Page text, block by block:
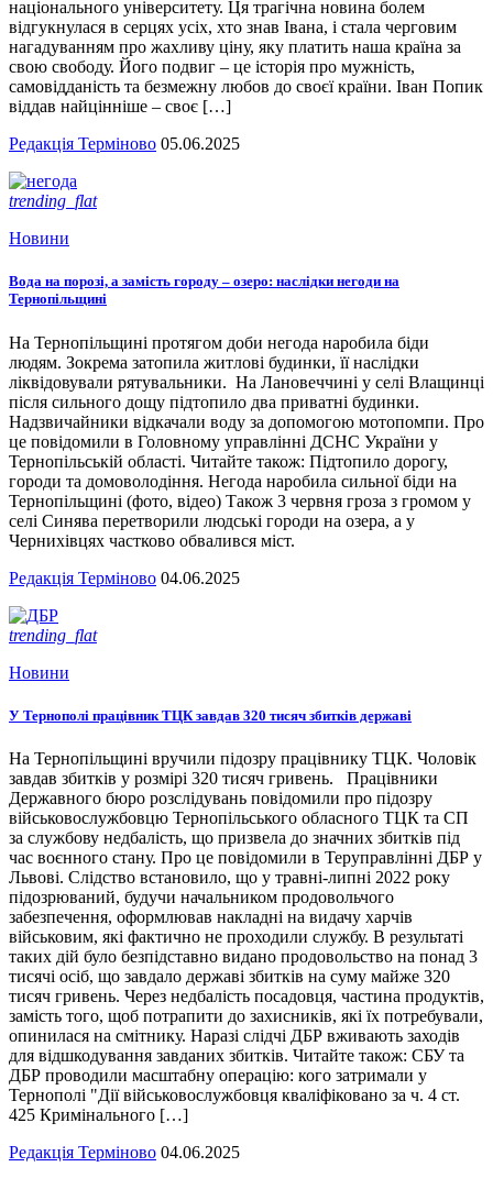
національного університету. Ця трагічна новина болем
відгукнулася в серцях усіх, хто знав Івана, і стала черговим
нагадуванням про жахливу ціну, яку платить наша країна за
свою свободу. Його подвиг – це історія про мужність,
самовідданість та безмежну любов до своєї країни. Іван Попик
віддав найцінніше – своє […]
Редакція Терміново 05.06.2025
trending_flat
Новини
Вода на порозі, а замість городу – озеро: наслідки негоди на
Тернопільщині
На Тернопільщині протягом доби негода наробила біди
людям. Зокрема затопила житлові будинки, її наслідки
ліквідовували рятувальники. На Лановеччині у селі Влащинці
після сильного дощу підтопило два приватні будинки.
Надзвичайники відкачали воду за допомогою мотопомпи. Про
це повідомили в Головному управлінні ДСНС України у
Тернопільській області. Читайте також: Підтопило дорогу,
городи та домоволодіння. Негода наробила сильної біди на
Тернопільщині (фото, відео) Також 3 червня гроза з громом у
селі Синява перетворили людські городи на озера, а у
Чернихівцях частково обвалився міст.
Редакція Терміново 04.06.2025
trending_flat
Новини
У Тернополі працівник ТЦК завдав 320 тисяч збитків державі
На Тернопільщині вручили підозру працівнику ТЦК. Чоловік
завдав збитків у розмірі 320 тисяч гривень. Працівники
Державного бюро розслідувань повідомили про підозру
військовослужбовцю Тернопільського обласного ТЦК та СП
за службову недбалість, що призвела до значних збитків під
час воєнного стану. Про це повідомили в Теруправлінні ДБР у
Львові. Слідство встановило, що у травні-липні 2022 року
підозрюваний, будучи начальником продовольчого
забезпечення, оформлював накладні на видачу харчів
військовим, які фактично не проходили службу. В результаті
таких дій було безпідставно видано продовольство на понад 3
тисячі осіб, що завдало державі збитків на суму майже 320
тисяч гривень. Через недбалість посадовця, частина продуктів,
замість того, щоб потрапити до захисників, які їх потребували,
опинилася на смітнику. Наразі слідчі ДБР вживають заходів
для відшкодування завданих збитків. Читайте також: СБУ та
ДБР проводили масштабну операцію: кого затримали у
Тернополі "Дії військовослужбовця кваліфіковано за ч. 4 ст.
425 Кримінального […]
Редакція Терміново 04.06.2025